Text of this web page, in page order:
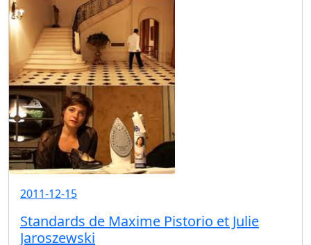
2011-12-15
Standards de Maxime Pistorio et Julie
Jaroszewski